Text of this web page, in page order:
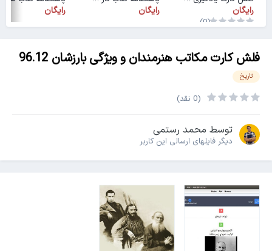
رایگان
(0)
رایگان رایگان
فلش کارت مکاتب هنرمندان و ویژگی بارزشان 96.12
تاریخ
(0 نقد)
توسط محمد رستمی
دیگر فایل‎های ارسالی این کاربر